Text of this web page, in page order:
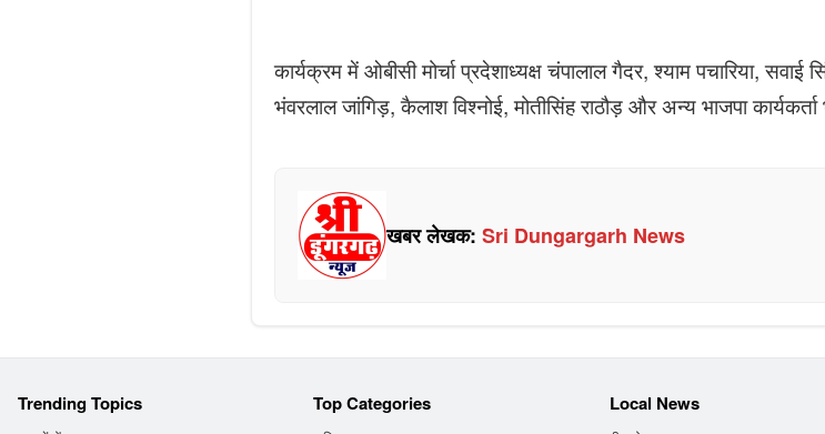
कार्यक्रम में ओबीसी मोर्चा प्रदेशाध्यक्ष चंपालाल गैदर, श्याम पचारिया,
भंवरलाल जांगिड़, कैलाश विश्नोई, मोतीसिंह राठौड़ और अन्य भाजपा
खबर लेखक: Sri Dungargarh News
Trending Topics Top Categories Local News